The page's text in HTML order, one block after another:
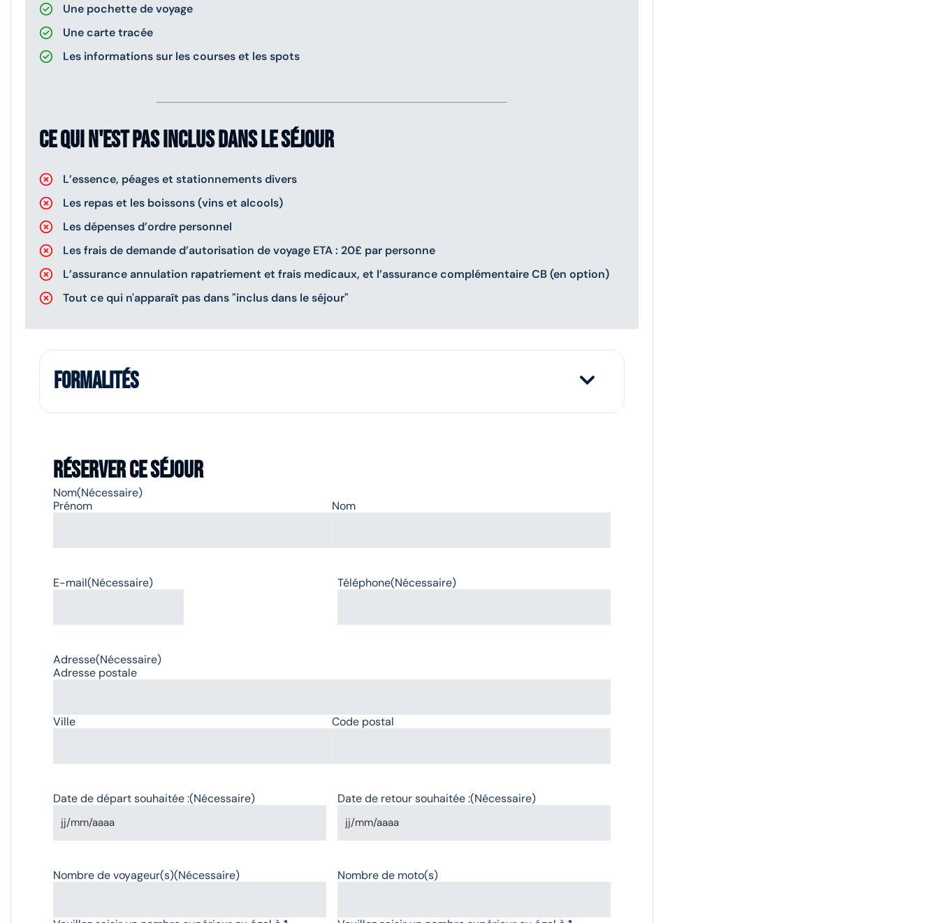
Une pochette de voyage
Une carte tracée
Les informations sur les courses et les spots
Ce qui n'est pas inclus dans le séjour
L’essence, péages et stationnements divers
Les repas et les boissons (vins et alcools)
Les dépenses d’ordre personnel
Les frais de demande d’autorisation de voyage ETA : 20£ par personne
L’assurance annulation rapatriement et frais medicaux, et l’assurance complémentaire CB (en option)
Tout ce qui n'apparaît pas dans "inclus dans le séjour"
Formalités
Réserver ce séjour
Nom(Nécessaire)
Prénom
Nom
E-mail(Nécessaire) Téléphone(Nécessaire)
Adresse(Nécessaire)
Adresse postale
Ville Code postal
Date de départ souhaitée :(Nécessaire) Date de retour souhaitée :(Nécessaire)
Nombre de voyageur(s)(Nécessaire) Nombre de moto(s)